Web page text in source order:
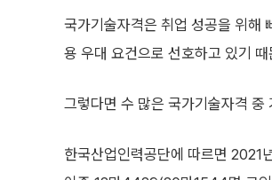
국가기술자격은 취업 성공을 위해
용 우대 요건으로 선호하고 있기 때
그렇다면 수 많은 국가기술자격
한국산업인력공단에 따르면 2021